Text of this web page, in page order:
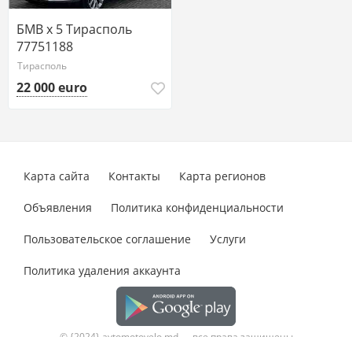
БМВ х 5 Тирасполь
77751188
Тирасполь
22 000 euro
Карта сайта Контакты Карта регионов
Объявления Политика конфиденциальности
Пользовательское соглашение Услуги
Политика удаления аккаунта